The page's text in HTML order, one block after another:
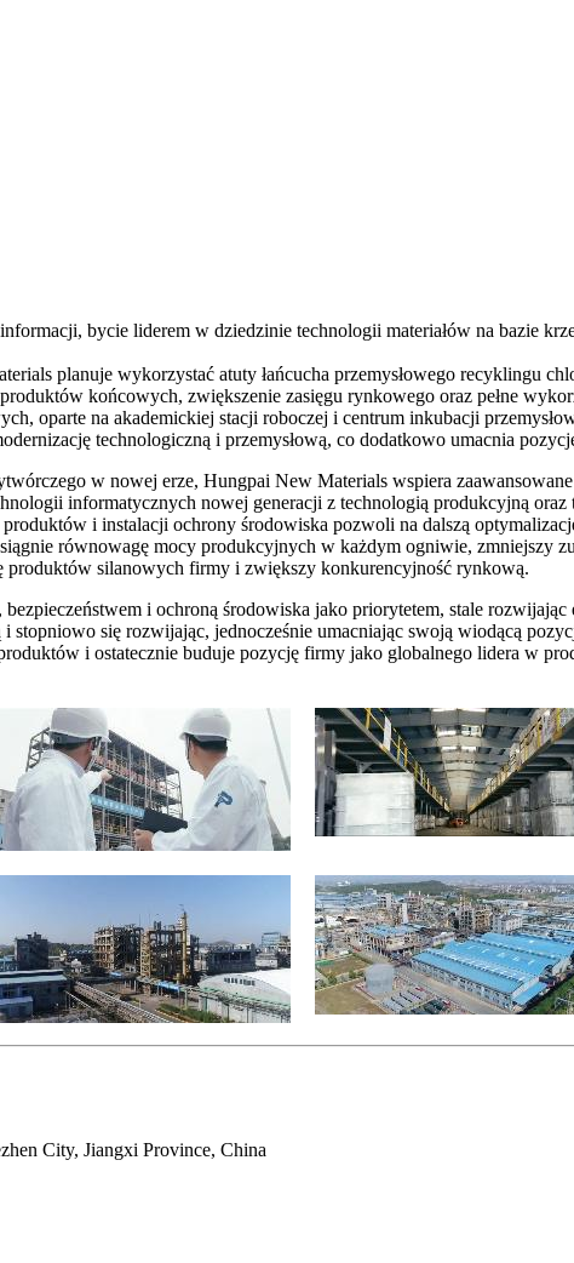
bycie liderem w dziedzinie technologii materiałów na bazie
planuje wykorzystać atuty łańcucha przemysłowego recyklingu
końcowych, zwiększenie zasięgu rynkowego oraz pełne
oparte na akademickiej stacji roboczej i centrum inkubacji
technologiczną i przemysłową, co dodatkowo umacnia
w nowej erze, Hungpai New Materials wspiera
informatycznych nowej generacji z technologią produkcyjną
i instalacji ochrony środowiska pozwoli na dalszą
równowagę mocy produkcyjnych w każdym ogniwie, zmniejszy
produktów silanowych firmy i zwiększy konkurencyjność rynkową.
i ochroną środowiska jako priorytetem, stale
się rozwijając, jednocześnie umacniając swoją wiodącą
i ostatecznie buduje pozycję firmy jako globalnego lidera w
City, Jiangxi Province, China